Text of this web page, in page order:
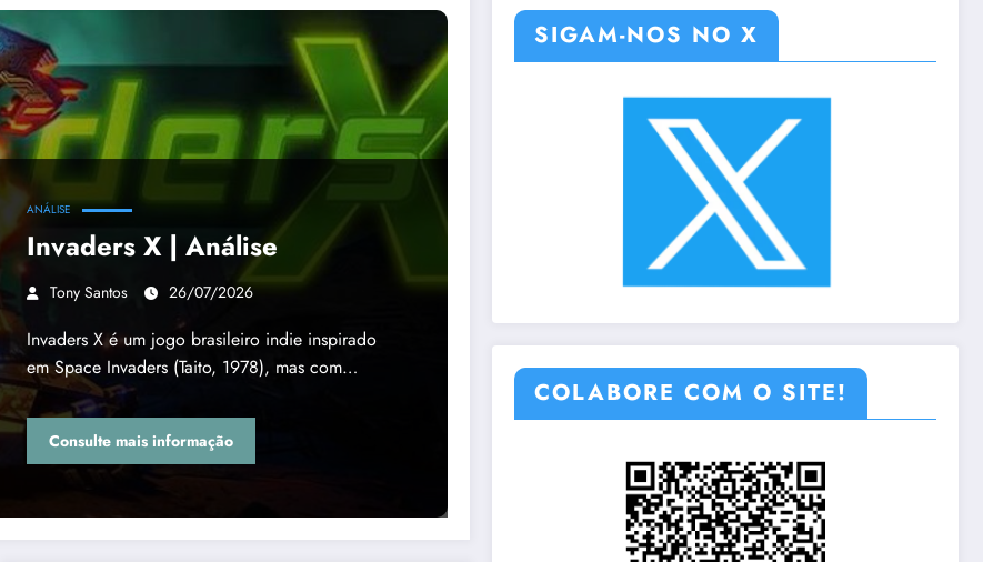
ANÁLISE
Invaders X | Análise
Tony Santos 26/07/2026
Invaders X é um jogo brasileiro indie inspirado
em Space Invaders (Taito, 1978), mas com…
Consulte mais informação
SIGAM-NOS NO X
COLABORE COM O SITE!